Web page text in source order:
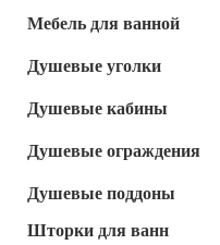
Мебель для ванной
Душевые уголки
Душевые кабины
Душевые ограждения
Душевые поддоны
Шторки для ванн